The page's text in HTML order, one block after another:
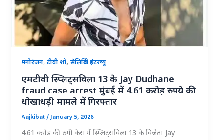
मनोरंजन,टीवी शो,सेलिब्रिटी इंटरव्यू
एमटीवी स्प्लिट्सविला 13 के Jay Dudhane
fraud case arrest मुंबई में 4.61 करोड़ रुपये की
धोखाधड़ी मामले में गिरफ्तार
Aajkibat/January 5, 2026
4.61 करोड़ की ठगी केस में स्प्लिट्सविला 13 के विजेता Jay